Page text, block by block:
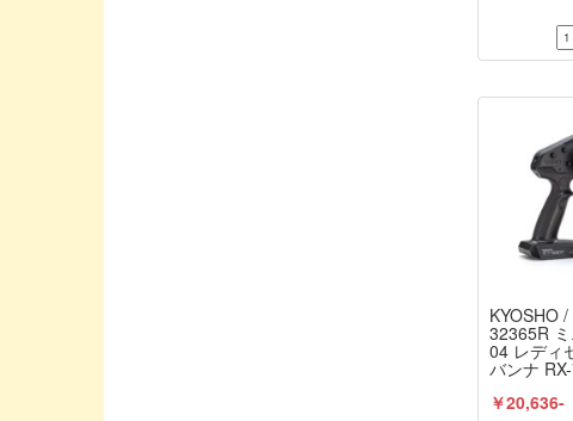
KYOSHO
32365R
04 レディ
バンナ
品 京商 /
￥20,636-